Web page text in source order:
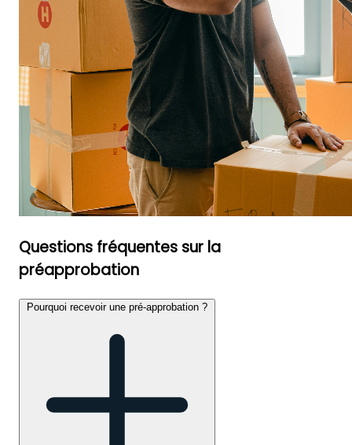
Questions fréquentes sur la
préapprobation
Pourquoi recevoir une pré-approbation ?